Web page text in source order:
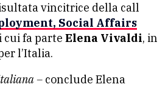
vincitrice della call
Social Affairs
cui fa parte Elena Vivaldi, in
l’Italia.
– conclude Elena